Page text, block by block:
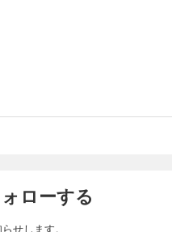
ローする
せします。